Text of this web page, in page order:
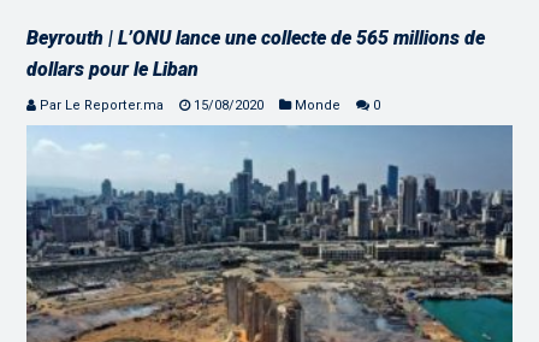
Beyrouth | L’ONU lance une collecte de 565 millions de
dollars pour le Liban
Par Le Reporter.ma 15/08/2020 Monde 0